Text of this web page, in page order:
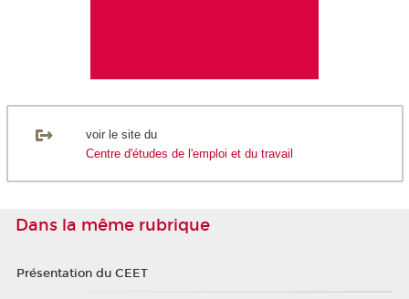
voir le site du
Centre d'études de l'emploi et du travail
Dans la même rubrique
Présentation du CEET